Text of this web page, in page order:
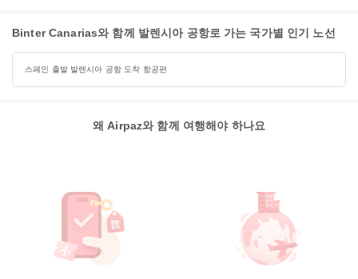
Binter Canarias와 함께 발렌시아 공항로 가는 국가별 인기 노선
스페인 출발 발렌시아 공항 도착 항공편
왜 Airpaz와 함께 여행해야 하나요